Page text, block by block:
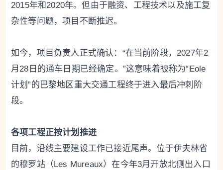
2015年和2020年。但由于融资、工程技术以及施工复
杂性等问题，项目不断推迟。
如今，项目负责人正式确认：“在当前阶段，2027年2
月28日的通车日期已经确定。”这意味着被称为“Eole
计划”的巴黎地区重大交通工程终于进入最后冲刺阶
段。
各项工程正按计划推进
目前，沿线主要建设工作已接近尾声。位于伊夫林省
的穆罗站（Les Mureaux）在今年3月开放北侧出入口